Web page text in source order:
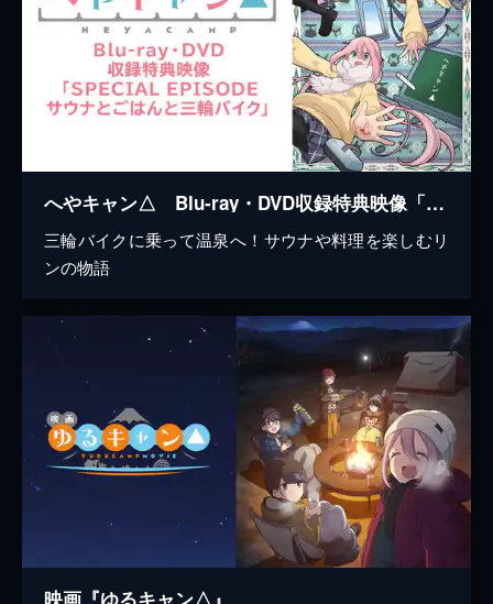
へやキャン△ Blu-ray・DVD収録特典映像「SPECIAL EPISODE サウナとごはんと三輪バイク」
三輪バイクに乗って温泉へ！サウナや料理を楽しむリ
ンの物語
映画『ゆるキャン△』